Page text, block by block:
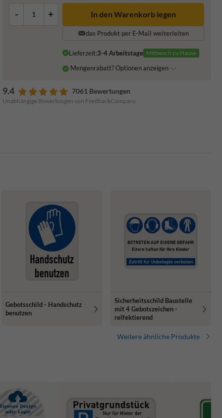
- + In den Warenkorb legen
das Produkt per E-Mail weiterleiten
Lieferzeit:3-4 Arbeitstage Mittwoch zu Hause
Mengenrabatt? Optionen anzeigen
9.4 7061 Bewertungen
Unabhängige Bewertungen von FeedbackCompany
Gebotsschild - Handschutz
benutzen
Sicherheitsschild Baustelle
mit 4 Gebotszeichen -
relfektierend
Weitere ähnliche Produkte